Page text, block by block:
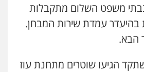
בבתי משפט השלום מתקבלות
בהיעדר עמדת שירות המבחן.
הבא.
אשתקד הגיעו שוטרים מתחנת עוז